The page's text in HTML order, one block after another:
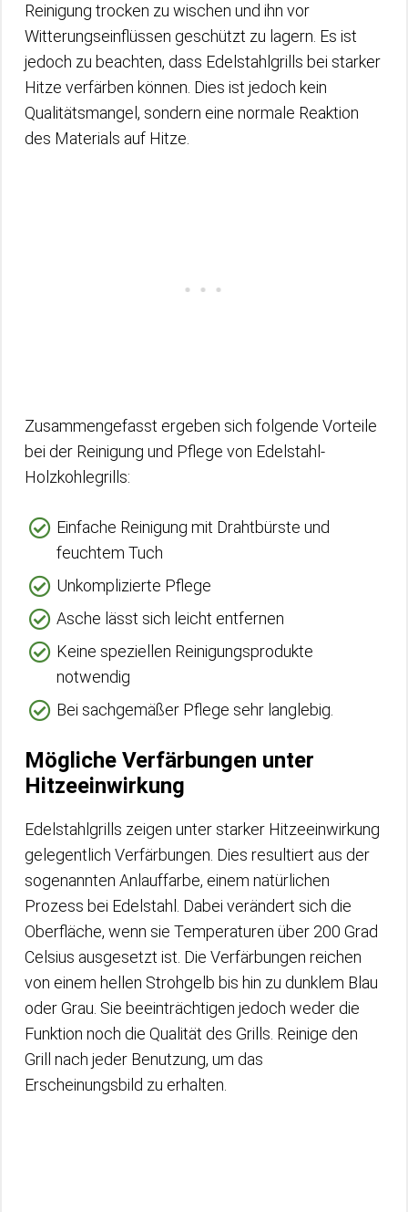
Reinigung trocken zu wischen und ihn vor
Witterungseinflüssen geschützt zu lagern. Es ist
jedoch zu beachten, dass Edelstahlgrills bei starker
Hitze verfärben können. Dies ist jedoch kein
Qualitätsmangel, sondern eine normale Reaktion
des Materials auf Hitze.
Zusammengefasst ergeben sich folgende Vorteile
bei der Reinigung und Pflege von Edelstahl-
Holzkohlegrills:
Einfache Reinigung mit Drahtbürste und
feuchtem Tuch
Unkomplizierte Pflege
Asche lässt sich leicht entfernen
Keine speziellen Reinigungsprodukte
notwendig
Bei sachgemäßer Pflege sehr langlebig.
Mögliche Verfärbungen unter
Hitzeeinwirkung
Edelstahlgrills zeigen unter starker Hitzeeinwirkung
gelegentlich Verfärbungen. Dies resultiert aus der
sogenannten Anlauffarbe, einem natürlichen
Prozess bei Edelstahl. Dabei verändert sich die
Oberfläche, wenn sie Temperaturen über 200 Grad
Celsius ausgesetzt ist. Die Verfärbungen reichen
von einem hellen Strohgelb bis hin zu dunklem Blau
oder Grau. Sie beeinträchtigen jedoch weder die
Funktion noch die Qualität des Grills. Reinige den
Grill nach jeder Benutzung, um das
Erscheinungsbild zu erhalten.